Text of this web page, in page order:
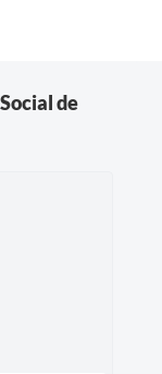
de